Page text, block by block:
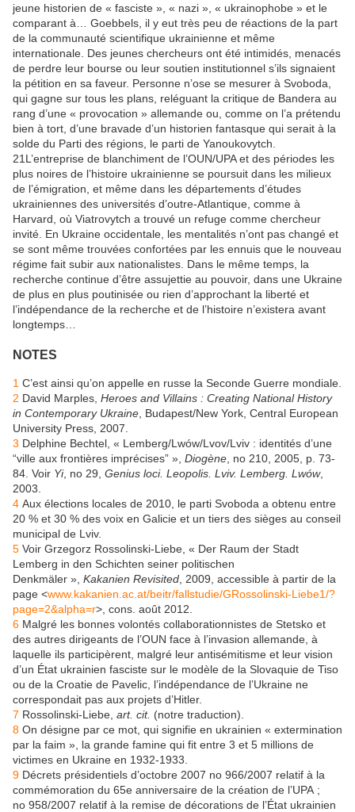
jeune historien de « fasciste », « nazi », « ukrainophobe » et le
comparant à… Goebbels, il y eut très peu de réactions de la part
de la communauté scientifique ukrainienne et même
internationale. Des jeunes chercheurs ont été intimidés, menacés
de perdre leur bourse ou leur soutien institutionnel s’ils signaient
la pétition en sa faveur. Personne n’ose se mesurer à Svoboda,
qui gagne sur tous les plans, reléguant la critique de Bandera au
rang d’une « provocation » allemande ou, comme on l’a prétendu
bien à tort, d’une bravade d’un historien fantasque qui serait à la
solde du Parti des régions, le parti de Yanoukovytch.
21L’entreprise de blanchiment de l’OUN/UPA et des périodes les
plus noires de l’histoire ukrainienne se poursuit dans les milieux
de l’émigration, et même dans les départements d’études
ukrainiennes des universités d’outre-Atlantique, comme à
Harvard, où Viatrovytch a trouvé un refuge comme chercheur
invité. En Ukraine occidentale, les mentalités n’ont pas changé et
se sont même trouvées confortées par les ennuis que le nouveau
régime fait subir aux nationalistes. Dans le même temps, la
recherche continue d’être assujettie au pouvoir, dans une Ukraine
de plus en plus poutinisée ou rien d’approchant la liberté et
l’indépendance de la recherche et de l’histoire n’existera avant
longtemps…
NOTES
1 C’est ainsi qu’on appelle en russe la Seconde Guerre mondiale.
2 David Marples, Heroes and Villains : Creating National History
in Contemporary Ukraine , Budapest/New York, Central European
University Press, 2007.
3 Delphine Bechtel, « Lemberg/Lwów/Lvov/Lviv : identités d’une
“ville aux frontières imprécises” », Diogène , no 210, 2005, p. 73-
84. Voir Yi, no 29, Genius loci. Leopolis. Lviv. Lemberg. Lwów,
2003.
4 Aux élections locales de 2010, le parti Svoboda a obtenu entre
20 % et 30 % des voix en Galicie et un tiers des sièges au conseil
municipal de Lviv.
5 Voir Grzegorz Rossolinski-Liebe, « Der Raum der Stadt
Lemberg in den Schichten seiner politischen
Denkmäler », Kakanien Revisited , 2009, accessible à partir de la
page <www.kakanien.ac.at/beitr/fallstudie/GRossolinski-Liebe1/?
page=2&alpha=r>, cons. août 2012.
6 Malgré les bonnes volontés collaborationnistes de Stetsko et
des autres dirigeants de l’OUN face à l’invasion allemande, à
laquelle ils participèrent, malgré leur antisémitisme et leur vision
d’un État ukrainien fasciste sur le modèle de la Slovaquie de Tiso
ou de la Croatie de Pavelic, l’indépendance de l’Ukraine ne
correspondait pas aux projets d’Hitler.
7 Rossolinski-Liebe, art. cit. (notre traduction).
8 On désigne par ce mot, qui signifie en ukrainien « extermination
par la faim », la grande famine qui fit entre 3 et 5 millions de
victimes en Ukraine en 1932-1933.
9 Décrets présidentiels d’octobre 2007 no 966/2007 relatif à la
commémoration du 65e anniversaire de la création de l’UPA ;
no 958/2007 relatif à la remise de décorations de l’État ukrainien